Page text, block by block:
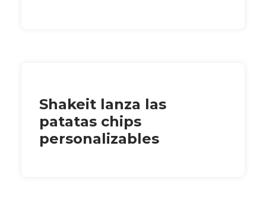
Shakeit lanza las
patatas chips
personalizables